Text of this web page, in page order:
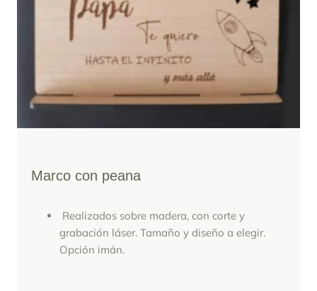
Marco con peana
Realizados sobre madera, con corte y
grabación láser. Tamaño y diseño a elegir.
Opción imán.